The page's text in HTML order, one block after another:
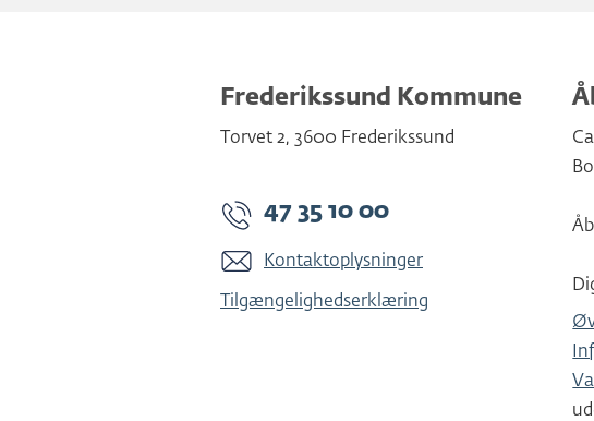
Frederikssund Kommune
Torvet 2, 3600 Frederikssund
47 35 10 00
Kontaktoplysninger
Tilgængelighedserklæring